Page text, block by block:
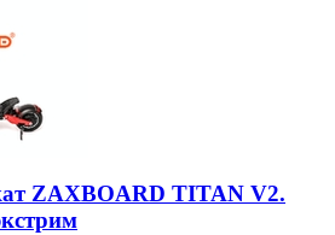
ZAXBOARD TITAN V2.